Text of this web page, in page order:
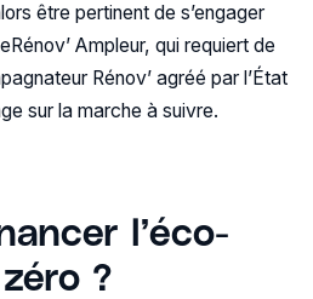
être pertinent de s’engager
Ampleur, qui requiert de
Rénov’ agréé par l’État
sur la marche à suivre.
l’éco-
?